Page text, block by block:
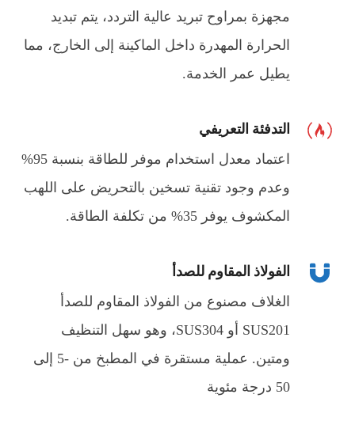
مجهزة بمراوح تبريد عالية التردد، يتم تبديد
الحرارة المهدرة داخل الماكينة إلى الخارج، مما
يطيل عمر الخدمة.
التدفئة التعريفي
اعتماد معدل استخدام موفر للطاقة بنسبة 95%
وعدم وجود تقنية تسخين بالتحريض على اللهب
المكشوف يوفر 35% من تكلفة الطاقة.
الفولاذ المقاوم للصدأ
الغلاف مصنوع من الفولاذ المقاوم للصدأ
SUS201 أو SUS304، وهو سهل التنظيف
ومتين. عملية مستقرة في المطبخ من -5 إلى
50 درجة مئوية